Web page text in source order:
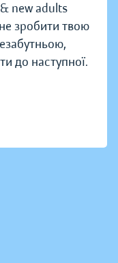
new adults
зробити твою
до наступної.